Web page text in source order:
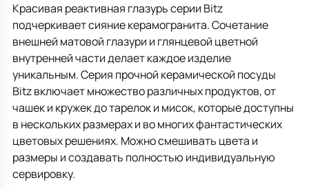
Красивая реактивная глазурь серии Bitz
подчеркивает сияние керамогранита. Сочетание
внешней матовой глазури и глянцевой цветной
внутренней части делает каждое изделие
уникальным. Серия прочной керамической посуды
Bitz включает множество различных продуктов, от
чашек и кружек до тарелок и мисок, которые доступны
в нескольких размерах и во многих фантастических
цветовых решениях. Можно смешивать цвета и
размеры и создавать полностью индивидуальную
сервировку.